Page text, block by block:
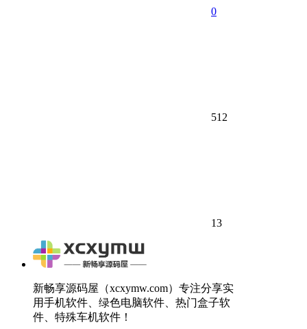
0
512
13
新畅享源码屋（xcxymw.com）专注分享实
用手机软件、绿色电脑软件、热门盒子软
件、特殊车机软件！